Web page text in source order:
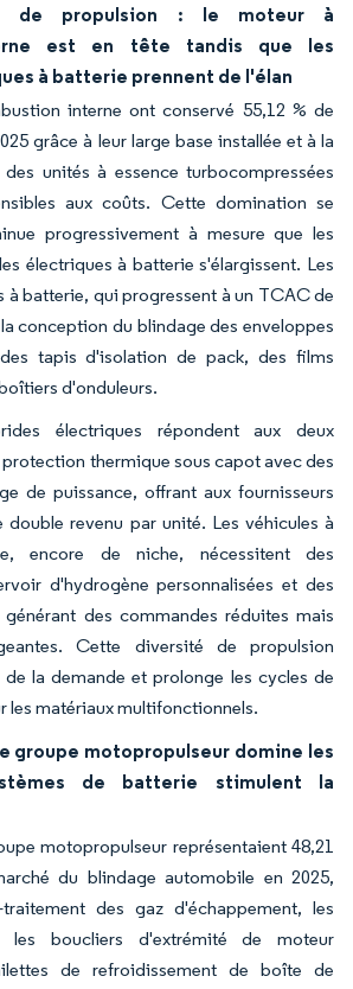
de propulsion : le moteur à
est en tête tandis que les
à batterie prennent de l'élan
interne ont conservé 55,12 % de
grâce à leur large base installée et à la
unités à essence turbocompressées
aux coûts. Cette domination se
progressivement à mesure que les
électriques à batterie s'élargissent. Les
à batterie, qui progressent à un TCAC de
conception du blindage des enveloppes
tapis d'isolation de pack, des films
d'onduleurs.
électriques répondent aux deux
thermique sous capot avec des
de puissance, offrant aux fournisseurs
revenu par unité. Les véhicules à
encore de niche, nécessitent des
d'hydrogène personnalisées et des
des commandes réduites mais
Cette diversité de propulsion
la demande et prolonge les cycles de
les matériaux multifonctionnels.
groupe motopropulseur domine les
de batterie stimulent la
motopropulseur représentaient 48,21
du blindage automobile en 2025,
des gaz d'échappement, les
boucliers d'extrémité de moteur
de refroidissement de boîte de